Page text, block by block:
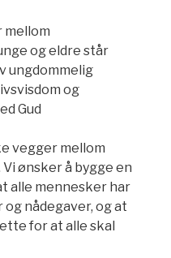
mellom
og eldre står
ungdommelig
og
Gud
vegger mellom
ønsker å bygge en
alle mennesker har
nådegaver, og at
for at alle skal